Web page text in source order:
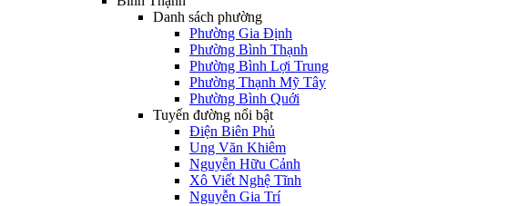
Danh sách phường
Phường Gia Định
Phường Bình Thạnh
Phường Bình Lợi Trung
Phường Thạnh Mỹ Tây
Phường Bình Quới
Tuyến đường nổi bật
Điện Biên Phủ
Ung Văn Khiêm
Nguyễn Hữu Cảnh
Xô Viết Nghệ Tĩnh
Nguyễn Gia Trí